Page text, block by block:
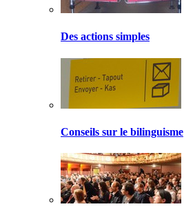
Des actions simples
Conseils sur le bilinguisme